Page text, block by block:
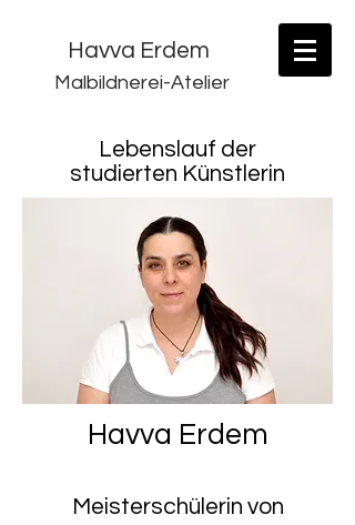
Havva Erdem
Malbildnerei-Atelier
Lebenslauf der
studierten Künstlerin
Havva Erdem
Meisterschülerin von